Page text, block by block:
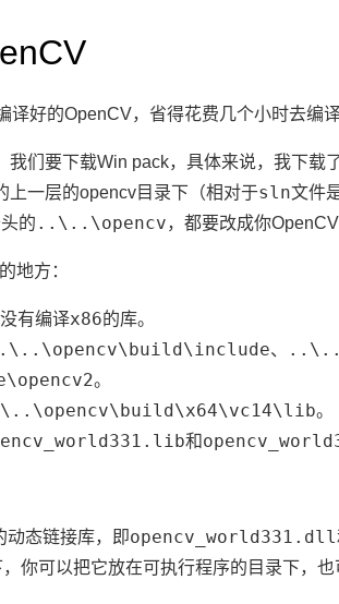
译好的OpenCV，省得花费几个小时去编
我们要下载Win pack，具体来说，我下载
上一层的opencv目录下（相对于sln文件
的 ..\..\opencv，都要改成你
地方：
有编译x86的库。
、
。
。
和
动态链接库，即opencv_world331.dll
，你可以把它放在可执行程序的目录下，